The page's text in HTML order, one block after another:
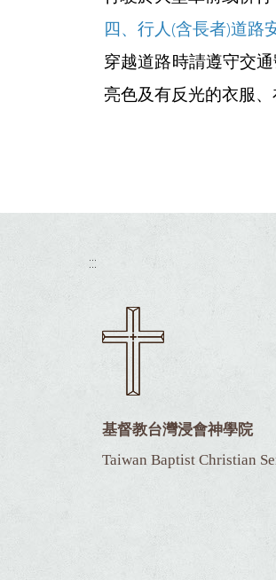
四、行人(含長者)道路
穿越道路時請遵守交
亮色及有反光的衣服
:::
基督教台灣浸會神學院
Taiwan Baptist Christian